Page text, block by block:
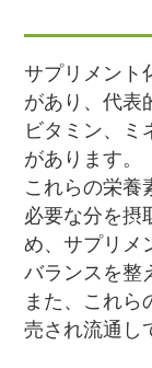
サプリメント
があり、代表
ビタミン、ミ
があります。
これらの栄養
必要な分を摂
め、サプリメ
バランスを整
また、これら
売され流通し